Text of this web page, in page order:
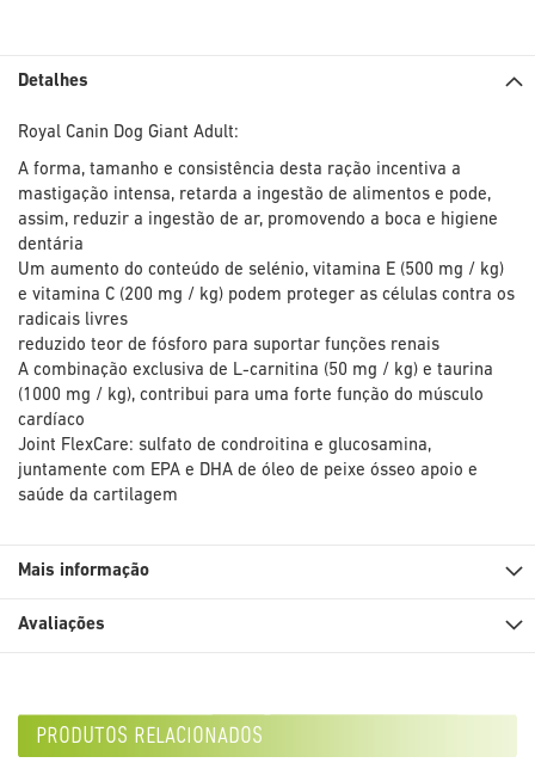
Detalhes
Royal Canin Dog Giant Adult:
A forma, tamanho e consistência desta ração incentiva a
mastigação intensa, retarda a ingestão de alimentos e pode,
assim, reduzir a ingestão de ar, promovendo a boca e higiene
dentária
Um aumento do conteúdo de selénio, vitamina E (500 mg / kg)
e vitamina C (200 mg / kg) podem proteger as células contra os
radicais livres
reduzido teor de fósforo para suportar funções renais
A combinação exclusiva de L-carnitina (50 mg / kg) e taurina
(1000 mg / kg), contribui para uma forte função do músculo
cardíaco
Joint FlexCare: sulfato de condroitina e glucosamina,
juntamente com EPA e DHA de óleo de peixe ósseo apoio e
saúde da cartilagem
Mais informação
Avaliações
produtos relacionados